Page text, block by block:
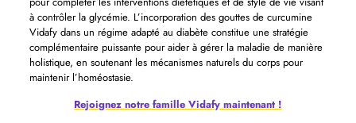
à contrôler la glycémie. L’incorporation des gouttes de curcumine
Vidafy dans un régime adapté au diabète constitue une stratégie
complémentaire puissante pour aider à gérer la maladie de manière
holistique, en soutenant les mécanismes naturels du corps pour
maintenir l’homéostasie.
Rejoignez notre famille Vidafy maintenant !